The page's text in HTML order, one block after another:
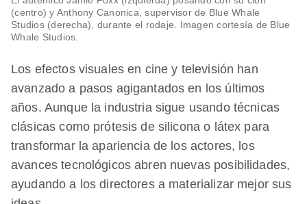
(centro) y Anthony Canonica, supervisor de Blue Whale
Studios (derecha), durante el rodaje. Imagen cortesía de Blue
Whale Studios.
Los efectos visuales en cine y televisión han
avanzado a pasos agigantados en los últimos
años. Aunque la industria sigue usando técnicas
clásicas como prótesis de silicona o látex para
transformar la apariencia de los actores, los
avances tecnológicos abren nuevas posibilidades,
ayudando a los directores a materializar mejor sus